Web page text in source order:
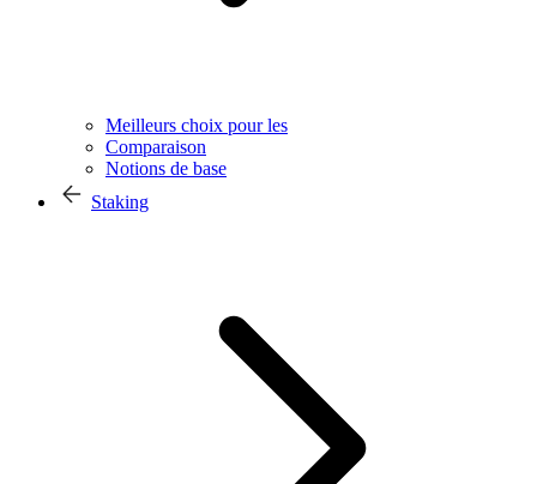
Meilleurs choix pour les
Comparaison
Notions de base
Staking